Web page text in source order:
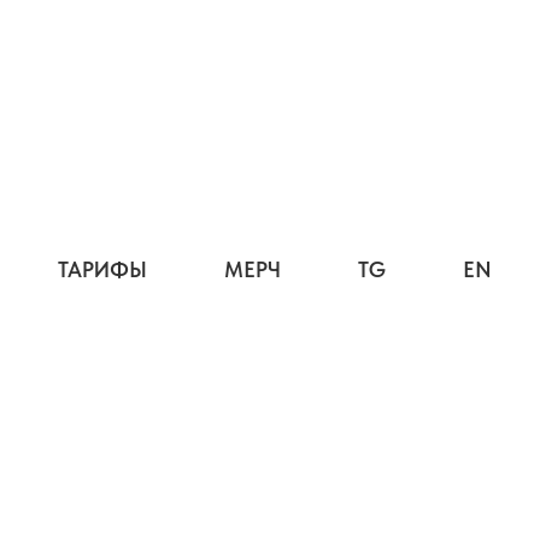
ТАРИФЫ МЕРЧ TG EN